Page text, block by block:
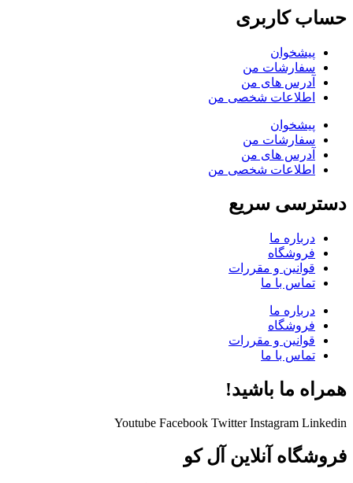
حساب کاربری
پیشخوان
سفارشات من
آدرس های من
اطلاعات شخصی من
پیشخوان
سفارشات من
آدرس های من
اطلاعات شخصی من
دسترسی سریع
درباره ما
فروشگاه
قوانین و مقررات
تماس با ما
درباره ما
فروشگاه
قوانین و مقررات
تماس با ما
همراه ما باشید!
Youtube Facebook Twitter Instagram Linkedin
فروشگاه آنلاین آل کو